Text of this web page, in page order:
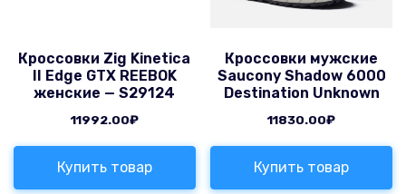
Кроссовки Zig Kinetica
II Edge GTX REEBOK
женские — S29124
11992.00₽
Купить товар
Кроссовки мужские
Saucony Shadow 6000
Destination Unknown
11830.00₽
Купить товар